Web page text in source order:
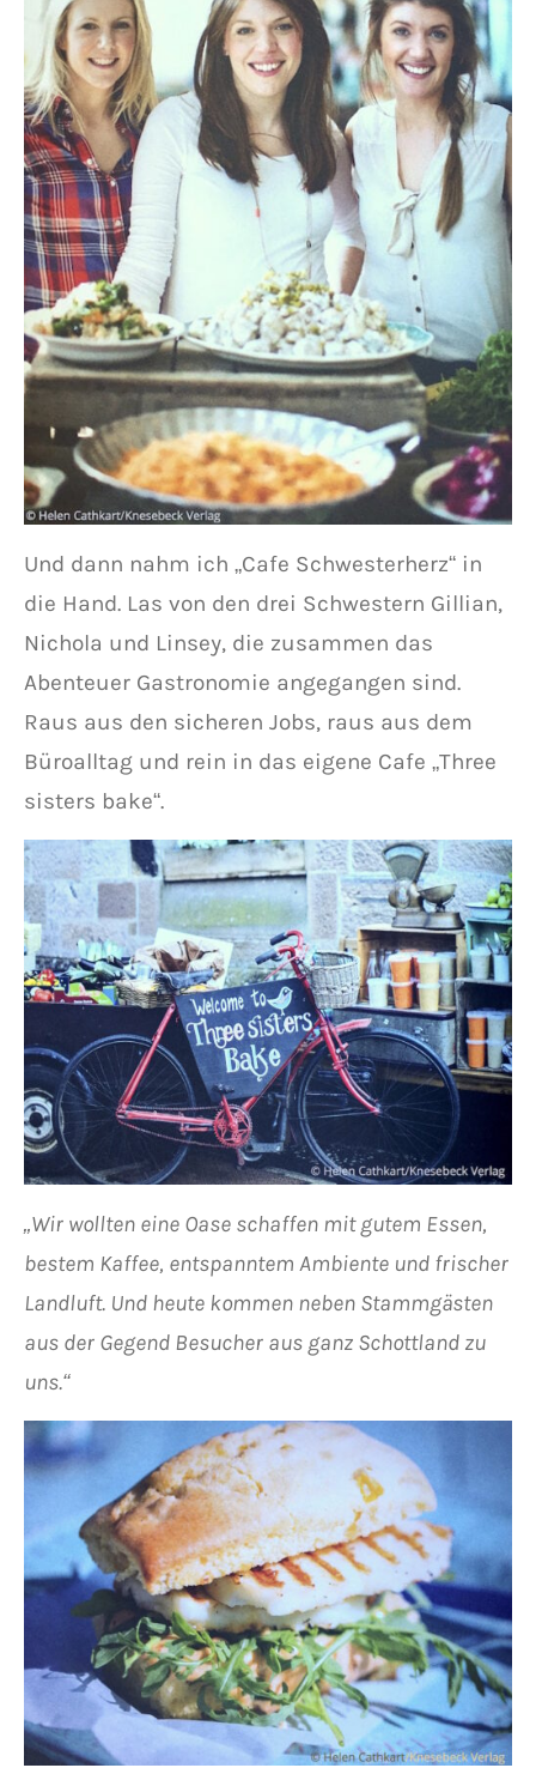
Und dann nahm ich „Cafe Schwesterherz“ in
die Hand. Las von den drei Schwestern Gillian,
Nichola und Linsey, die zusammen das
Abenteuer Gastronomie angegangen sind.
Raus aus den sicheren Jobs, raus aus dem
Büroalltag und rein in das eigene Cafe „Three
sisters bake“.
„Wir wollten eine Oase schaffen mit gutem Essen,
bestem Kaffee, entspanntem Ambiente und frischer
Landluft. Und heute kommen neben Stammgästen
aus der Gegend Besucher aus ganz Schottland zu
uns.“